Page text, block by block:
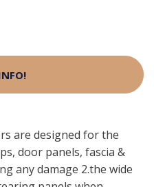
are designed for the
door panels, fascia &
any damage 2.the wide